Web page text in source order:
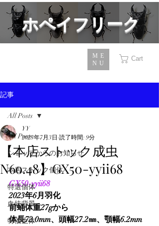
​ホペイフリーク
ME
NU
Cart
記事
All Posts
ショップからのお知らせ
本店ストック個体
特選個体
血統背景
特価生体
All Posts
【本店ストック成虫
N6o.48】GX50-yyii68
YY
2023年7月3日 読了時間: 9分
GX50-yyii68
2023年6月羽化
前蛹体重27gから
体長72.0mm、頭幅27.2㎜、顎幅6.2mm